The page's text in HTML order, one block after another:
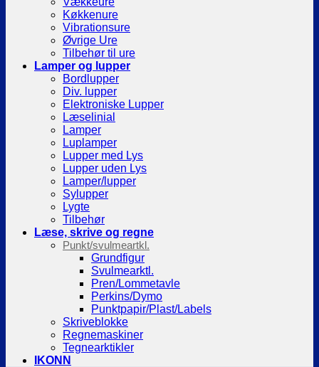
Køkkenure
Vibrationsure
Øvrige Ure
Tilbehør til ure
Lamper og lupper
Bordlupper
Div. lupper
Elektroniske Lupper
Læselinial
Lamper
Luplamper
Lupper med Lys
Lupper uden Lys
Lamper/lupper
Sylupper
Lygte
Tilbehør
Læse, skrive og regne
Punkt/svulmeartkl.
Grundfigur
Svulmearktl.
Pren/Lommetavle
Perkins/Dymo
Punktpapir/Plast/Labels
Skriveblokke
Regnemaskiner
Tegnearktikler
IKONN